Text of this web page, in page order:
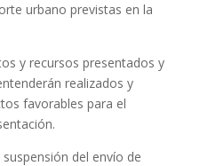
urbano previstas en la
y recursos presentados y
realizados y
favorables para el
del envío de